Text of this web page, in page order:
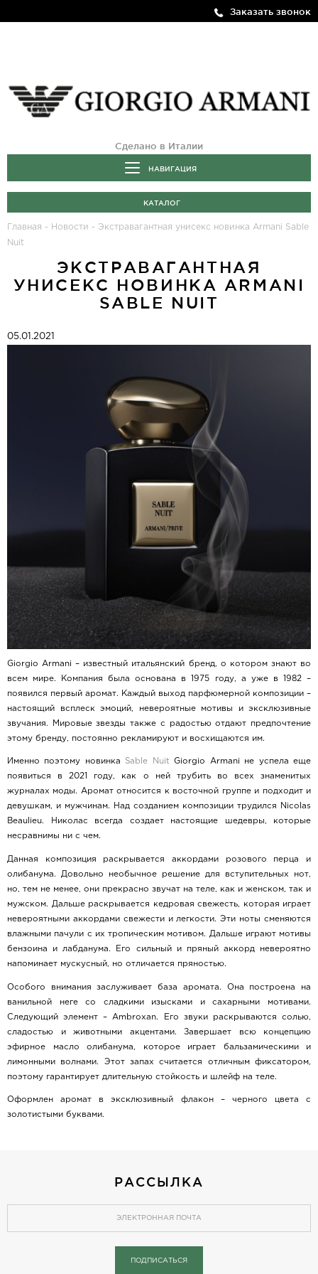
Заказать звонок
Сделано в Италии
НАВИГАЦИЯ
КАТАЛОГ
Главная - Новости - Экстравагантная унисекс новинка Armani Sable
Nuit
ЭКСТРАВАГАНТНАЯ
УНИСЕКС НОВИНКА ARMANI
SABLE NUIT
05.01.2021
Giorgio Armani – известный итальянский бренд, о котором знают во
всем мире. Компания была основана в 1975 году, а уже в 1982 –
появился первый аромат. Каждый выход парфюмерной композиции –
настоящий всплеск эмоций, невероятные мотивы и эксклюзивные
звучания. Мировые звезды также с радостью отдают предпочтение
этому бренду, постоянно рекламируют и восхищаются им.
Именно поэтому новинка Sable Nuit Giorgio Armani не успела еще
появиться в 2021 году, как о ней трубить во всех знаменитых
журналах моды. Аромат относится к восточной группе и подходит и
девушкам, и мужчинам. Над созданием композиции трудился Nicolas
Beaulieu. Николас всегда создает настоящие шедевры, которые
несравнимы ни с чем.
Данная композиция раскрывается аккордами розового перца и
олибанума. Довольно необычное решение для вступительных нот,
но, тем не менее, они прекрасно звучат на теле, как и женском, так и
мужском. Дальше раскрывается кедровая свежесть, которая играет
невероятными аккордами свежести и легкости. Эти ноты сменяются
влажными пачули с их тропическим мотивом. Дальше играют мотивы
бензоина и лабданума. Его сильный и пряный аккорд невероятно
напоминает мускусный, но отличается пряностью.
Особого внимания заслуживает база аромата. Она построена на
ванильной неге со сладкими изысками и сахарными мотивами.
Следующий элемент – Ambroxan. Его звуки раскрываются солью,
сладостью и животными акцентами. Завершает всю концепцию
эфирное масло олибанума, которое играет бальзамическими и
лимонными волнами. Этот запах считается отличным фиксатором,
поэтому гарантирует длительную стойкость и шлейф на теле.
Оформлен аромат в эксклюзивный флакон – черного цвета с
золотистыми буквами.
РАССЫЛКА
ПОДПИСАТЬСЯ